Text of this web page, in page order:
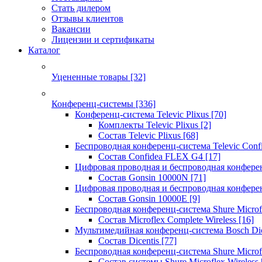
Стать дилером
Отзывы клиентов
Вакансии
Лицензии и сертификаты
Каталог
Уцененные товары [32]
Конференц-системы [336]
Конференц-система Televic Plixus [70]
Комплекты Televic Plixus [2]
Состав Televic Plixus [68]
Беспроводная конференц-система Televic
Состав Confidea FLEX G4 [17]
Цифровая проводная и беспроводная
Состав Gonsin 10000N [71]
Цифровая проводная и беспроводная
Состав Gonsin 10000E [9]
Беспроводная конференц-система Shure
Состав Microflex Complete Wireless [16]
Мультимедийная конференц-система Bosch
Состав Dicentis [77]
Беспроводная конференц-система Shure